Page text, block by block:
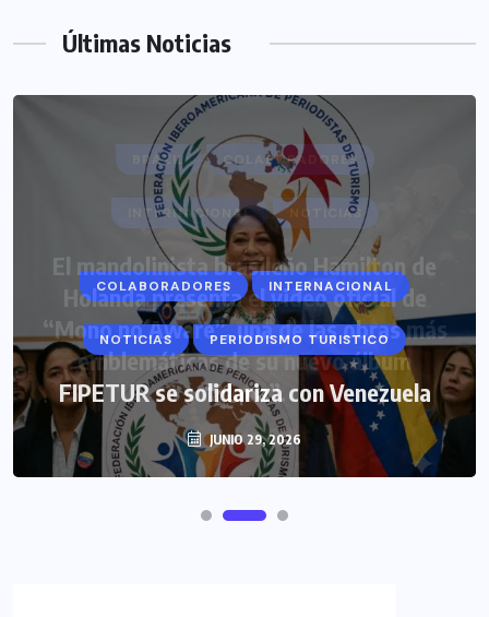
Últimas Noticias
COLABORADORES INTERNACIONAL
NOTICIAS PERIODISMO TURISTICO
FIPETUR se solidariza con Venezuela
JUNIO 29, 2026